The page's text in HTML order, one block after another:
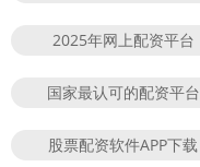
2025年网上配资平台
国家最认可的配资平台
股票配资软件APP下载